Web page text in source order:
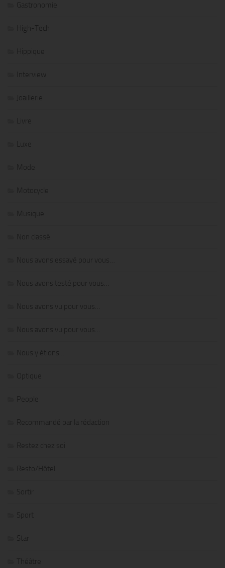
Gastronomie
High-Tech
Hippique
Interview
Joaillerie
Livre
Luxe
Mode
Motocycle
Musique
Non classé
Nous avons essayé pour vous…
Nous avons testé pour vous…
Nous avons vu pour vous…
Nous avons vu pour vous…
Nous y étions…
Optique
People
Recommandé par la rédaction
Restez chez soi
Resto/Hôtel
Sortir
Sport
Star
Théâtre